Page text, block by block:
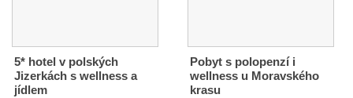
5* hotel v polských
Jizerkách s wellness a
jídlem
Pobyt s polopenzí i
wellness u Moravského
krasu